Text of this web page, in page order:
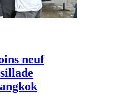
neuf